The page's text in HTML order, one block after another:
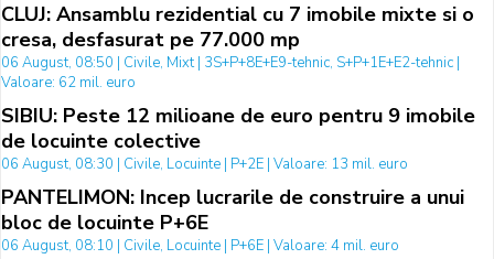
CLUJ: Ansamblu rezidential cu 7 imobile mixte si o
cresa, desfasurat pe 77.000 mp
06 August, 08:50 | Civile, Mixt | 3S+P+8E+E9-tehnic, S+P+1E+E2-tehnic |
Valoare: 62 mil. euro
SIBIU: Peste 12 milioane de euro pentru 9 imobile
de locuinte colective
06 August, 08:30 | Civile, Locuinte | P+2E | Valoare: 13 mil. euro
PANTELIMON: Incep lucrarile de construire a unui
bloc de locuinte P+6E
06 August, 08:10 | Civile, Locuinte | P+6E | Valoare: 4 mil. euro